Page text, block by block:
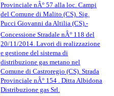
Provinciale nÂ° 57 alla loc. Campi
del Comune di Malito (CS). Sig.
Pucci Giovanni da Altilia (CS).-
Concessione Stradale nÂ° 118 del
20/11/2014. Lavori di realizzazione
e gestione del sistema di
distribuzione gas metano nel
Comune di Castroregio (CS). Strada
Provinciale nÂ° 154 . Ditta Albidona
Distribuzione gas Srl.